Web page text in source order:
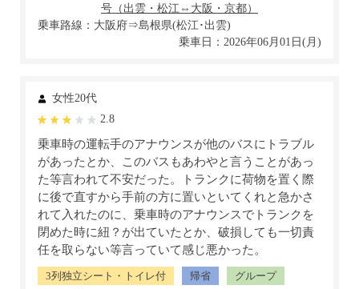
乗車路線：大阪府⇒島根県(松江･出雲)
乗車日：2026年06月01日(月)
女性20代
2.8
乗車時の運転手のアナウンスが他のバスにトラブル
があったとか、このバスもあわやと言うことがあっ
た等言われて不安だった。トランクに荷物を置く際
に後で直すから手前の方に置いといてくれと急かさ
れて入れたのに、乗車時のアナウンスでトランクを
閉めた時に紐？が出ていたとか、破損しても一切責
任を取らない等言っていて感じ悪かった。
3列独立シート・トイレ付 帰省
グループ